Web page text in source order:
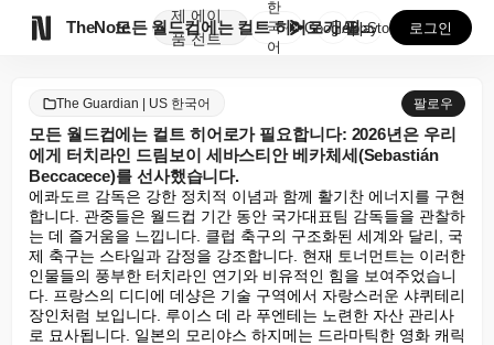
TheNote
제
품
에이
전트
모든 월드컵에는 컬트 히어로가 필요합니다: 2026년은...
한
국
어
GooglePlay
AppStore 로그인
The Guardian | US 한국어 팔로우
모든 월드컵에는 컬트 히어로가 필요합니다: 2026년은 우리
에게 터치라인 드림보이 세바스티안 베카체세(Sebastián
Beccacece)를 선사했습니다.
에콰도르 감독은 강한 정치적 이념과 함께 활기찬 에너지를 구현
합니다. 관중들은 월드컵 기간 동안 국가대표팀 감독들을 관찰하
는 데 즐거움을 느낍니다. 클럽 축구의 구조화된 세계와 달리, 국
제 축구는 스타일과 감정을 강조합니다. 현재 토너먼트는 이러한
인물들의 풍부한 터치라인 연기와 비유적인 힘을 보여주었습니
다. 프랑스의 디디에 데샹은 기술 구역에서 자랑스러운 샤퀴테리
장인처럼 보입니다. 루이스 데 라 푸엔테는 노련한 자산 관리사
로 묘사됩니다. 일본의 모리야스 하지메는 드라마틱한 영화 캐릭